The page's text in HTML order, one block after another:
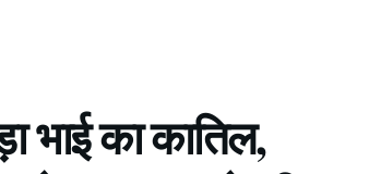
भाई का कातिल,